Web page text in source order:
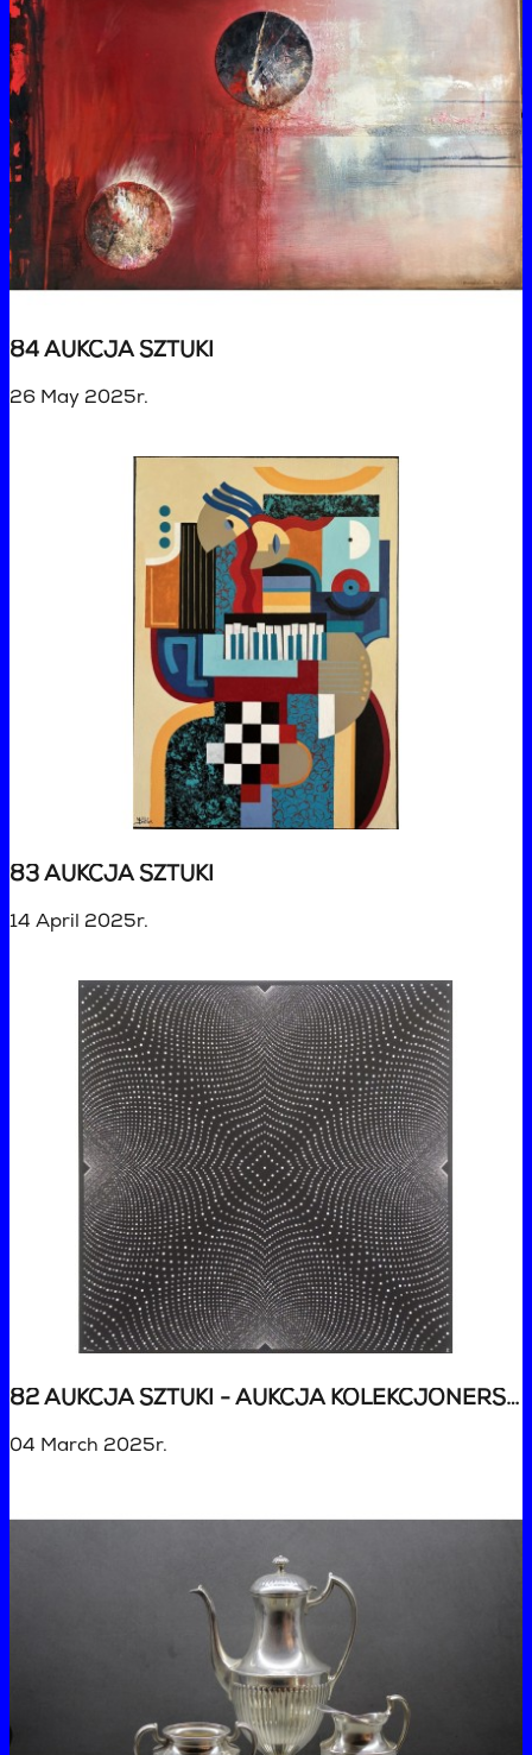
84 AUKCJA SZTUKI
26 May 2025r.
83 AUKCJA SZTUKI
14 April 2025r.
82 AUKCJA SZTUKI - AUKCJA KOLEKCJONERSKA
04 March 2025r.